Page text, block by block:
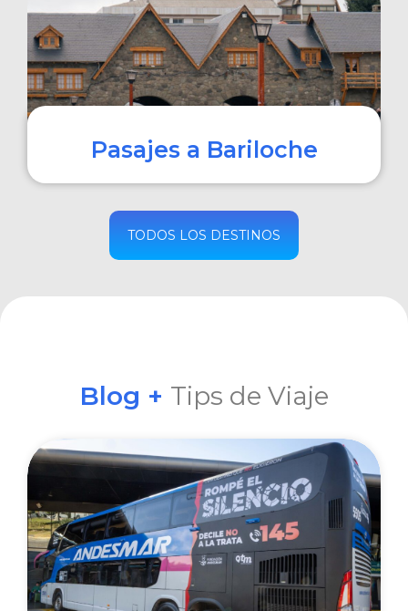
COMPRAR
Pasajes a Bariloche
COMPRAR
TODOS LOS DESTINOS
Blog + Tips de Viaje